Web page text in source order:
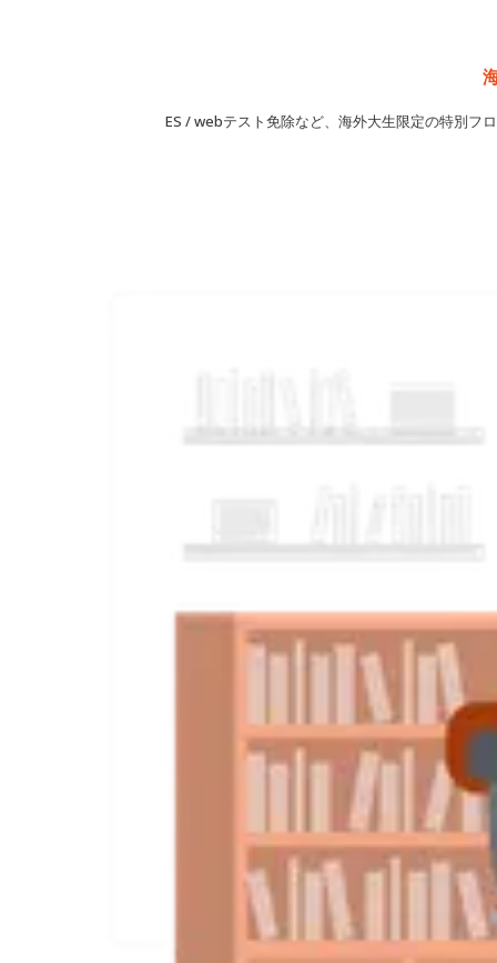
ES / webテスト免除など、海外大生限定の特別フ